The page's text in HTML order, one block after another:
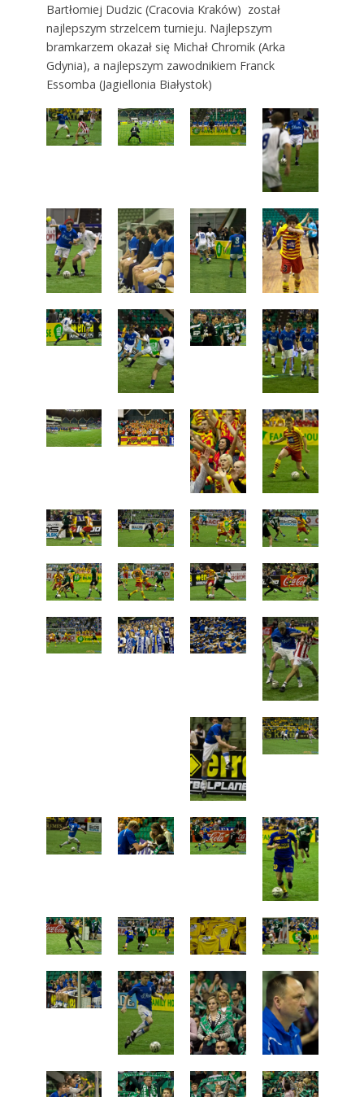
Bartłomiej Dudzic (Cracovia Kraków) został
najlepszym strzelcem turnieju. Najlepszym
bramkarzem okazał się Michał Chromik (Arka
Gdynia), a najlepszym zawodnikiem Franck
Essomba (Jagiellonia Białystok)